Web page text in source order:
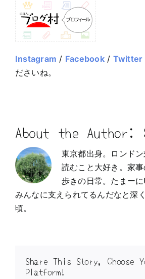
Instagram / Facebook/ Twitter
ださいね。
About the Author:
東京都出身。ロンドン
読むこと大好き。家
歩きの日常。たまーに
みんなに支えられてるんだなと深
頃。
Share This Story, Choose
Platform!